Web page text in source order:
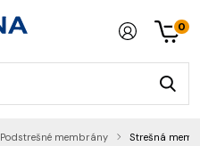
0
Podstrešné membrány Strešná